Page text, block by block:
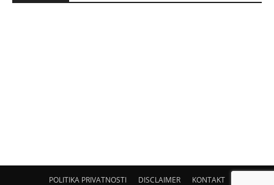
POLITIKA PRIVATNOSTI DISCLAIMER KONTAKT